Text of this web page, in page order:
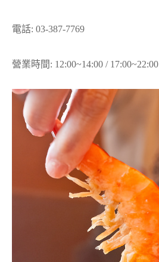
電話: 03-387-7769
營業時間: 12:00~14:00 / 17:00~22:00